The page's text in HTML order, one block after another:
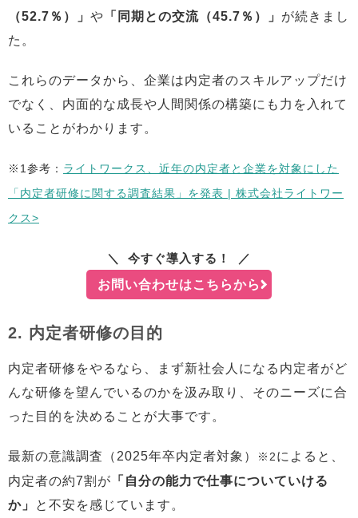
（52.7％）」 や 「同期との交流（45.7％）」 が続きまし
た。
これらのデータから、企業は内定者のスキルアップだけ
でなく、内面的な成長や人間関係の構築にも力を入れて
いることがわかります。
※1参考： ライトワークス、近年の内定者と企業を対象にした
「内定者研修に関する調査結果」を発表 | 株式会社ライトワー
クス>
今すぐ導入する！
お問い合わせはこちらから
2. 内定者研修の目的
内定者研修をやるなら、まず新社会人になる内定者がど
んな研修を望んでいるのかを汲み取り、そのニーズに合
った目的を決めることが大事です。
最新の意識調査（2025年卒内定者対象） ※2 によると、
内定者の約7割が 「自分の能力で仕事についていける
か」
と不安を感じています。